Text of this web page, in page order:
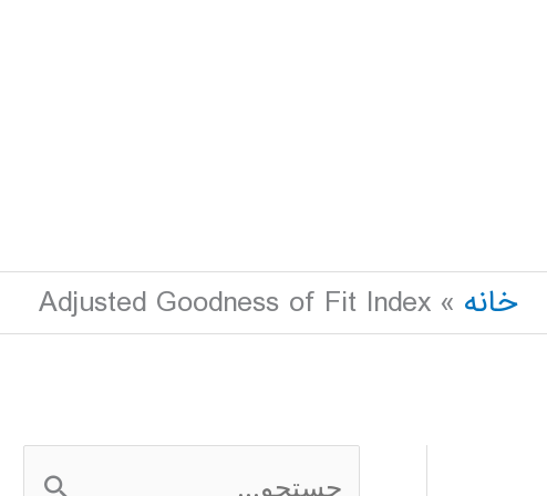
خانه
Adjusted Goodness of Fit Index